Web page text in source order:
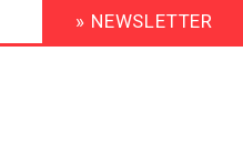
HEADER
MENU
» NEWSLETTER